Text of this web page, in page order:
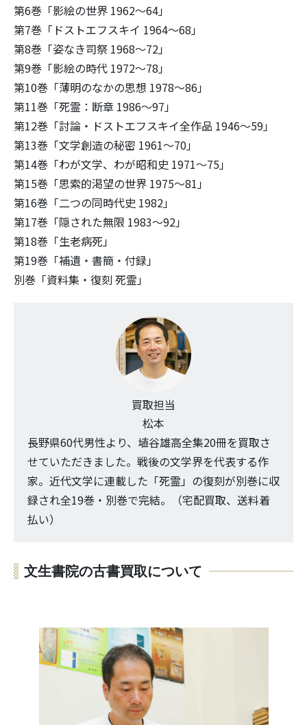
第6巻「影絵の世界 1962～64」
第7巻「ドストエフスキイ 1964～68」
第8巻「姿なき司祭 1968～72」
第9巻「影絵の時代 1972～78」
第10巻「薄明のなかの思想 1978～86」
第11巻「死霊：断章 1986～97」
第12巻「討論・ドストエフスキイ全作品 1946～59」
第13巻「文学創造の秘密 1961～70」
第14巻「わが文学、わが昭和史 1971～75」
第15巻「思索的渇望の世界 1975～81」
第16巻「二つの同時代史 1982」
第17巻「隠された無限 1983～92」
第18巻「生老病死」
第19巻「補遺・書簡・付録」
別巻「資料集・復刻 死霊」
買取担当
松本
長野県60代男性より、埴谷雄高全集20冊を買取さ
せていただきました。戦後の文学界を代表する作
家。近代文学に連載した「死霊」の復刻が別巻に収
録され全19巻・別巻で完結。（宅配買取、送料着
払い）
文生書院の古書買取について